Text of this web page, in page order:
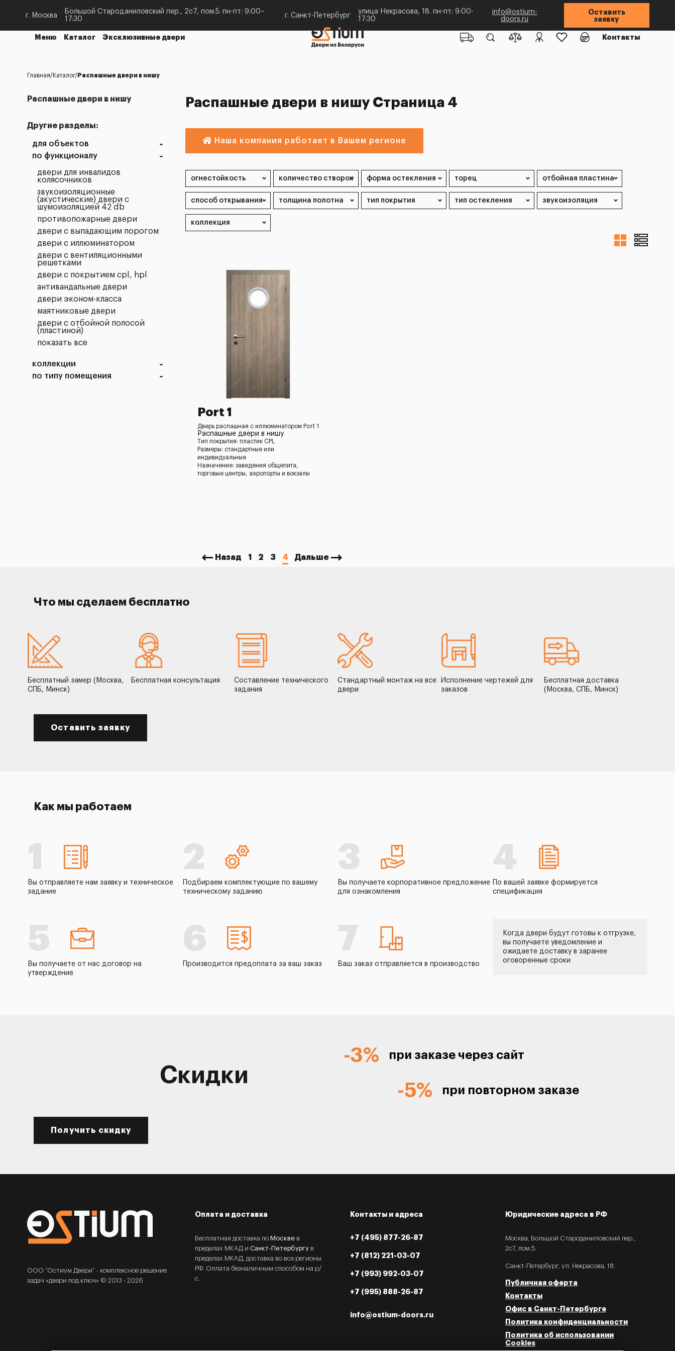
г. Москва
Большой Староданиловский пер., 2с7, пом.5. пн-пт: 9:00–
17:30
г. Санкт-Петербург
улица Некрасова, 18. пн-пт: 9:00-
17:30
info@ostium-
doors.ru
Оставить
заявку
Меню Каталог Эксклюзивные двери Контакты
Главная Каталог Распашные двери в нишу
Распашные двери в нишу
Другие разделы:
для объектов
по функционалу
двери для инвалидов
колясочников
звукоизоляционные
(акустические) двери с
шумоизоляцией 42 db
противопожарные двери
двери с выпадающим порогом
двери с иллюминатором
двери с вентиляционными
решетками
двери с покрытием cpl, hpl
антивандальные двери
двери эконом-класса
маятниковые двери
двери с отбойной полосой
(пластиной)
показать все
коллекции
по типу помещения
Распашные двери в нишу Страница 4
Наша компания работает в Вашем регионе
Port 1
Дверь распашная c иллюминатором Port 1
Распашные двери в нишу
Тип покрытия: пластик CPL
Размеры: стандартные или
индивидуальные
Назначение: заведения общепита,
торговые центры, аэропорты и вокзалы
Назад 1 2 3 4 Дальше
Что мы сделаем бесплатно
Бесплатный замер (Москва,
СПБ, Минск)
Бесплатная консультация
Составление технического
задания
Стандартный монтаж на все
двери
Исполнение чертежей для
заказов
Бесплатная доставка
(Москва, СПБ, Минск)
Оставить заявку
Как мы работаем
1
Вы отправляете нам заявку и техническое
задание
2
Подбираем комплектующие по вашему
техническому заданию
3
Вы получаете корпоративное предложение
для ознакомления
4
По вашей заявке формируется
спецификация
5
Вы получаете от нас договор на
утверждение
6
Производится предоплата за ваш заказ
7
Ваш заказ отправляется в производство
Когда двери будут готовы к отгрузке,
вы получаете уведомление и
ожидаете доставку в заранее
оговоренные сроки
Скидки
-3% при заказе через сайт
-5% при повторном заказе
Получить скидку
ООО “Остиум Двери” - комплексное решение
задач «двери под ключ» © 2013 - 2026
Оплата и доставка
Бесплатная доставка по Москве в
пределах МКАД и Санкт-Петербургу в
пределах МКАД, доставка во все регионы
РФ. Оплата безналичным способом на р/
с.
Контакты и адреса
+7 (495) 877-26-87
+7 (812) 221-03-07
+7 (993) 992-03-07
+7 (995) 888-26-87
info@ostium-doors.ru
Юридические адреса в РФ
Москва, Большой Староданиловский пер.,
2с7, пом.5.
Санкт-Петербург, ул. Некрасова, 18.
Публичная оферта
Контакты
Офис в Санкт-Петербурге
Политика конфиденциальности
Политика об использовании
Cookies
Мария
Начальник отдела продаж
Здравствуйте!
Марияпечатает...